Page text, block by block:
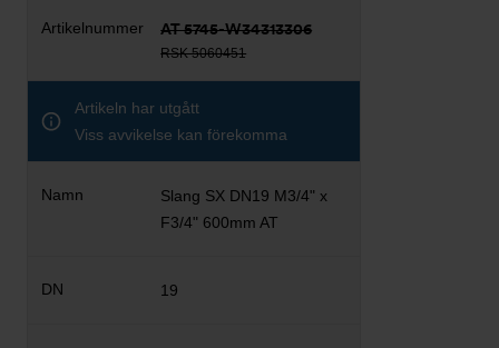
AT 5745-W34313306
RSK 5060451
Artikeln har utgått
Viss avvikelse kan förekomma
Slang SX DN19 M3/4" x
F3/4" 600mm AT
19